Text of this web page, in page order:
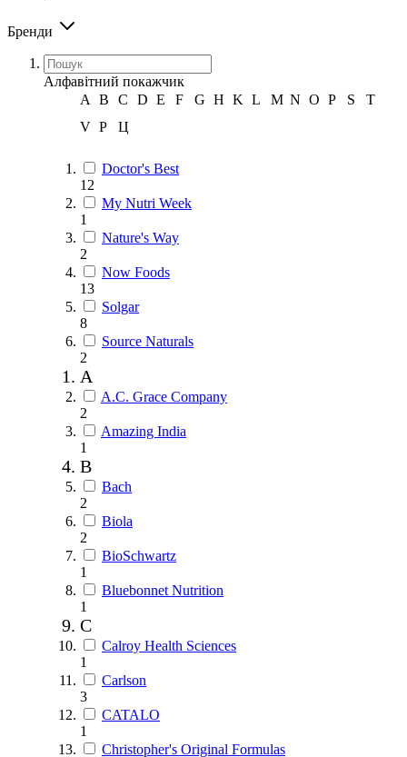
Бренди
Алфавітний покажчик
A
B C D E F G H K L M N O P S
T
V Р Ц
Doctor's Best
12
My Nutri Week
1
Nature's Way
2
Now Foods
13
Solgar
8
Source Naturals
2
A
A.C. Grace Company
2
Amazing India
1
B
Bach
2
Biola
2
BioSchwartz
1
Bluebonnet Nutrition
1
C
Calroy Health Sciences
1
Carlson
3
CATALO
1
Christopher's Original Formulas